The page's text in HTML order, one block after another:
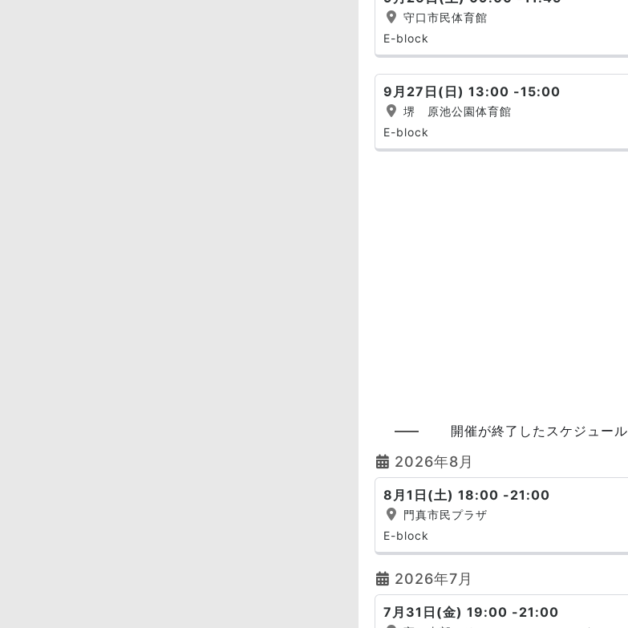
守口市民体育館
E-block
9月27日(日) 13:00 -15:00
堺 原池公園体育館
E-block
開催が終了したスケジュール
2026年8月
8月1日(土) 18:00 -21:00
門真市民プラザ
E-block
2026年7月
7月31日(金) 19:00 -21:00